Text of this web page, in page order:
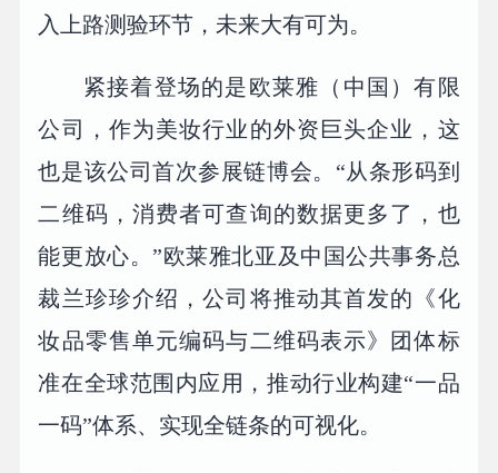
入上路测验环节，未来大有可为。
紧接着登场的是欧莱雅（中国）有限
公司，作为美妆行业的外资巨头企业，这
也是该公司首次参展链博会。“从条形码到
二维码，消费者可查询的数据更多了，也
能更放心。”欧莱雅北亚及中国公共事务总
裁兰珍珍介绍，公司将推动其首发的《化
妆品零售单元编码与二维码表示》团体标
准在全球范围内应用，推动行业构建“一品
一码”体系、实现全链条的可视化。